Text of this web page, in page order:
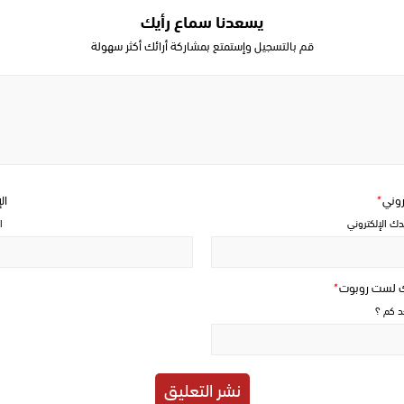
يسعدنا سماع رأيك
قم بالتسجيل وإستمتع بمشاركة أرائك أكثر سهولة
لست روبوت*
كم ؟
*
الإلكتروني